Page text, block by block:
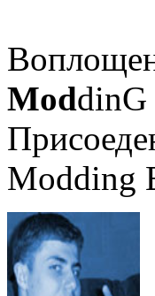
ModdinG
Modding